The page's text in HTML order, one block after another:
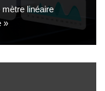
linéaire
»